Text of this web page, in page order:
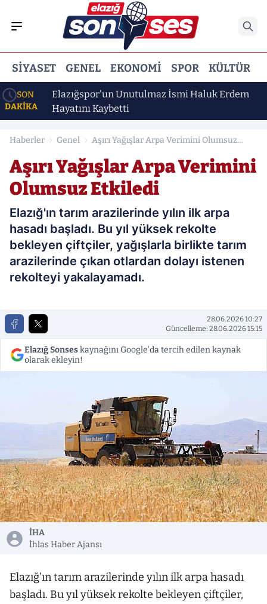
SIYASET GENEL EKONOMI SPOR KÜLTÜR
SON
DAKİKA
Elazığspor'un Unutulmaz İsmi Haluk Erdem
Hayatını Kaybetti
Haberler Genel
Aşırı Yağışlar Arpa Verimini Olumsuz
Aşırı Yağışlar Arpa Verimini
Olumsuz Etkiledi
Elazığ'ın tarım arazilerinde yılın ilk arpa
hasadı başladı. Bu yıl yüksek rekolte
bekleyen çiftçiler, yağışlarla birlikte tarım
arazilerinde çıkan otlardan dolayı istenen
rekolteyi yakalayamadı.
28.06.2026 10:27
Güncelleme: 28.06.2026 15:15
Elazığ Sonseskaynağını Google'da tercih edilen kaynak
olarak ekleyin!
İHA
İhlas Haber Ajansı
Elazığ’ın tarım arazilerinde yılın ilk arpa hasadı
başladı. Bu yıl yüksek rekolte bekleyen çiftçiler,